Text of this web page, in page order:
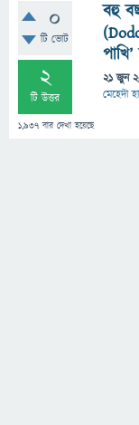
0
টি ভোট
2
টি উত্তর
1,937 বার দেখা হয়েছে
বহু
21 জুন
মেহেদী